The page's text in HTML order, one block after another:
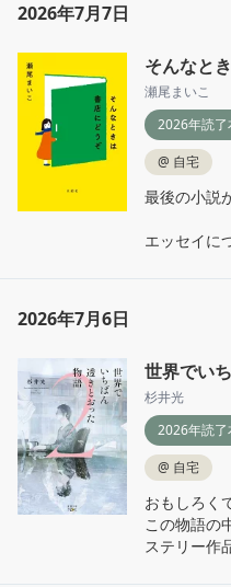
2026年7月7日
そんなと
瀬尾まいこ
2026年読了
@ 自宅
最後の小説
エッセイに
ただ夜明け
だ見てない
失念してい
とりあえず
2026年7月6日
世界でい
杉井光
2026年読了
@ 自宅
おもしろく
この物語の
ステリー作